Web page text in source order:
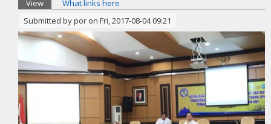
Primary tabs
View (active tab)
What links here
Submitted bypor on Fri, 2017-08-04 09:21